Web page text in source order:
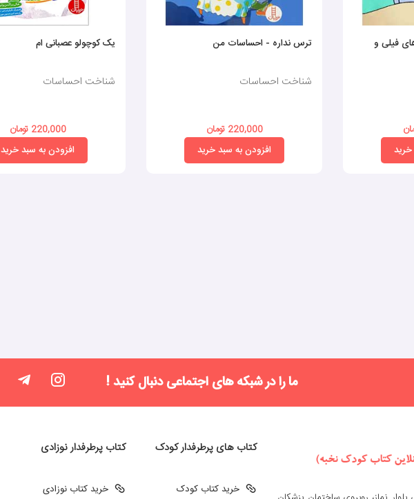
فیلی و
ترس نداره - احساسات من
شناخت احساسات
220,000 تومان
افزودن به سبد خرید
یک کوچولو عصبانی ام
شناخت احساسات
220,000 تومان
افزودن به سبد خرید
ما را در شبکه های اجتماعی دنبال کنید !
کتاب های پرطرفدار کودک
خرید کتاب کودک
کتاب پرطرفدار نوزادی
خرید کتاب نوزادی